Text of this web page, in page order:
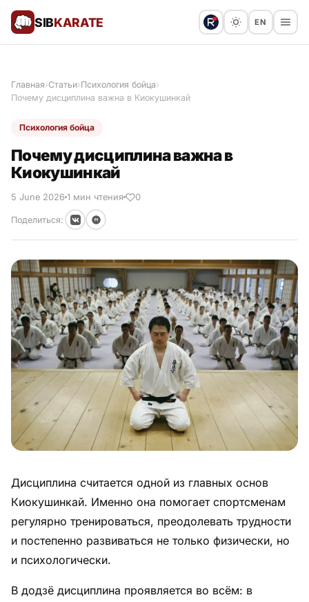
SIBKARATE EN
Все статьи
Результаты турниров
Анонсы мероприятий
История и философия
Мастера киокушинкай
Питание
Пояса
Психология бойца
Растяжка и ОФП
Техника и ката
Травмы
Тренировочный процесс
Главная›Статьи›Психология бойца›
Почему дисциплина важна в Киокушинкай
Психология бойца
Почему дисциплина важна в
Киокушинкай
5 June 2026 1 мин чтения 0
Поделиться:
Дисциплина считается одной из главных основ
Киокушинкай. Именно она помогает спортсменам
регулярно тренироваться, преодолевать трудности
и постепенно развиваться не только физически, но
и психологически.
В додзё дисциплина проявляется во всём: в